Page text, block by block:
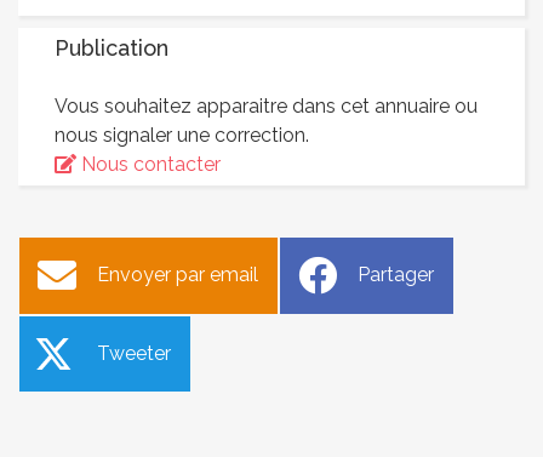
Publication
Vous souhaitez apparaitre dans cet annuaire ou
nous signaler une correction.
Nous contacter
Envoyer par email Partager
Tweeter